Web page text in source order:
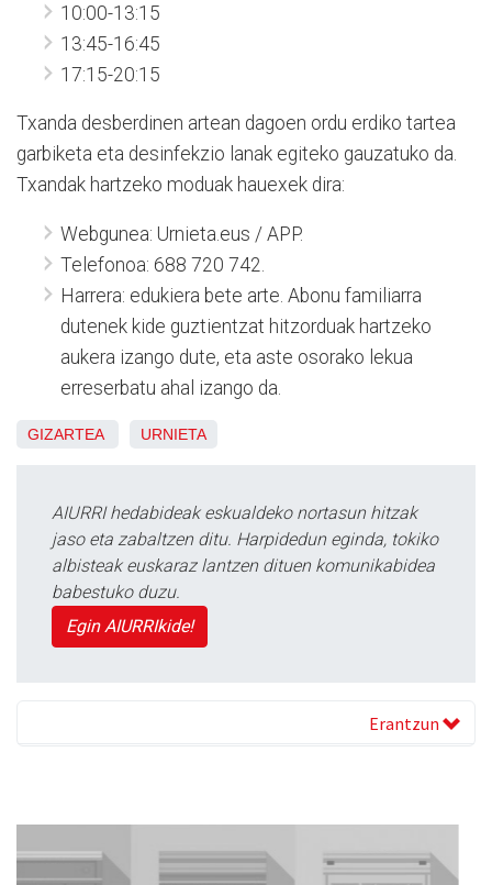
10:00-13:15
13:45-16:45
17:15-20:15
Txanda desberdinen artean dagoen ordu erdiko tartea
garbiketa eta desinfekzio lanak egiteko gauzatuko da.
Txandak hartzeko moduak hauexek dira:
Webgunea: Urnieta.eus / APP.
Telefonoa: 688 720 742.
Harrera: edukiera bete arte. Abonu familiarra
dutenek kide guztientzat hitzorduak hartzeko
aukera izango dute, eta aste osorako lekua
erreserbatu ahal izango da.
GIZARTEA URNIETA
AIURRI hedabideak eskualdeko nortasun hitzak
jaso eta zabaltzen ditu. Harpidedun eginda, tokiko
albisteak euskaraz lantzen dituen komunikabidea
babestuko duzu.
Egin AIURRIkide!
Erantzun